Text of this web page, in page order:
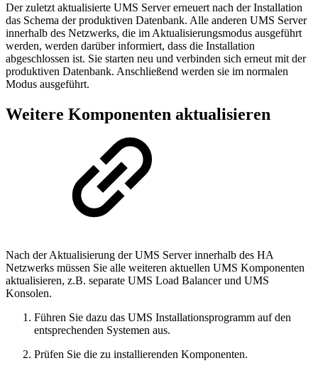
Der zuletzt aktualisierte UMS Server erneuert nach der Installation
das Schema der produktiven Datenbank. Alle anderen UMS Server
innerhalb des Netzwerks, die im Aktualisierungsmodus ausgeführt
werden, werden darüber informiert, dass die Installation
abgeschlossen ist. Sie starten neu und verbinden sich erneut mit der
produktiven Datenbank. Anschließend werden sie im normalen
Modus ausgeführt.
Weitere Komponenten aktualisieren
Nach der Aktualisierung der UMS Server innerhalb des HA
Netzwerks müssen Sie alle weiteren aktuellen UMS Komponenten
aktualisieren, z.B. separate UMS Load Balancer und UMS
Konsolen.
Führen Sie dazu das UMS Installationsprogramm auf den
entsprechenden Systemen aus.
Prüfen Sie die zu installierenden Komponenten.